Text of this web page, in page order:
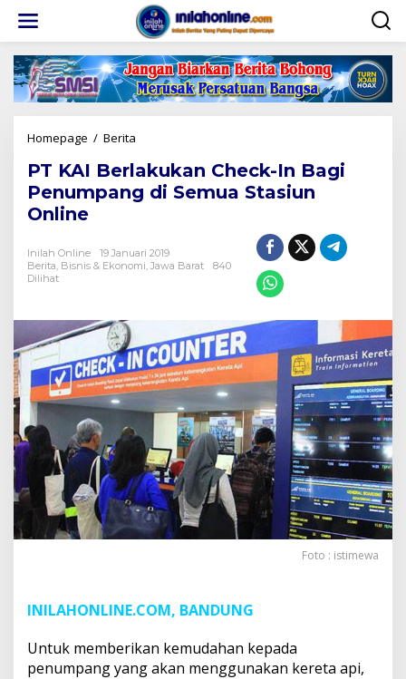
konten
Homepage / Berita
Berlakukan
Check-
In
di
Semua
PT KAI Berlakukan Check-In Bagi
Penumpang di Semua Stasiun
Online
Inilah Online
19 Januari 2019
Berita Bisnis & Ekonomi Jawa Barat
840
Dilihat
Foto : istimewa
INILAHONLINE.COM, BANDUNG
Untuk memberikan kemudahan kepada
penumpang yang akan menggunakan kereta api,